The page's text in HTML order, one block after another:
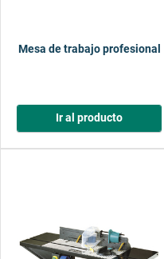
Mesa de trabajo profesional
Ir al producto